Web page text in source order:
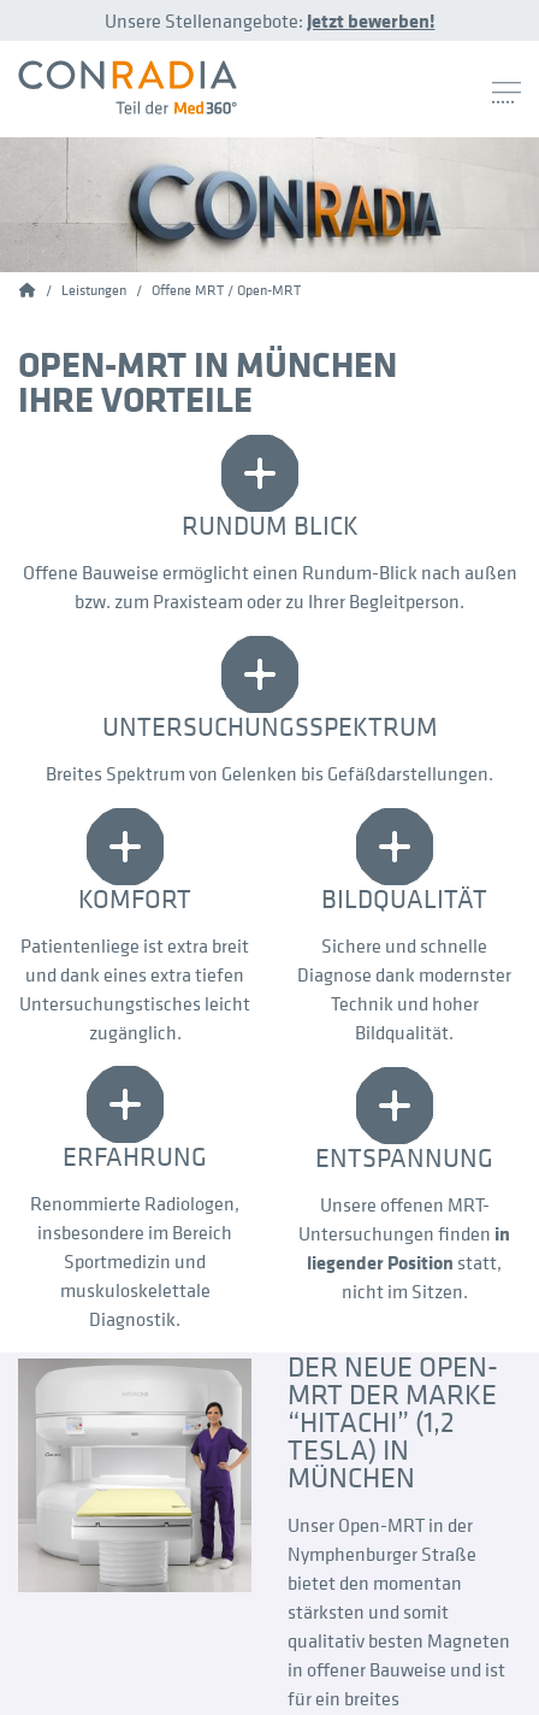
Unsere Stellenangebote: Jetzt bewerben!
Conradia
Leistungen Offene MRT / Open-MRT
OPEN-MRT IN MÜNCHEN
IHRE VORTEILE
RUNDUM BLICK
Offene Bauweise ermöglicht einen Rundum-Blick nach außen
bzw. zum Praxisteam oder zu Ihrer Begleitperson.
UNTERSUCHUNGSSPEKTRUM
Breites Spektrum von Gelenken bis Gefäßdarstellungen.
KOMFORT
Patientenliege ist extra breit
und dank eines extra tiefen
Untersuchungstisches leicht
zugänglich.
ERFAHRUNG
Renommierte Radiologen,
insbesondere im Bereich
Sportmedizin und
muskuloskelettale
Diagnostik.
BILDQUALITÄT
Sichere und schnelle
Diagnose dank modernster
Technik und hoher
Bildqualität.
ENTSPANNUNG
Unsere offenen MRT-
Untersuchungen finden in
liegender Position statt,
nicht im Sitzen.
DER NEUE OPEN-
MRT DER MARKE
“HITACHI” (1,2
TESLA) IN
MÜNCHEN
Unser Open-MRT in der
Nymphenburger Straße
bietet den momentan
stärksten und somit
qualitativ besten Magneten
in offener Bauweise und ist
für ein breites